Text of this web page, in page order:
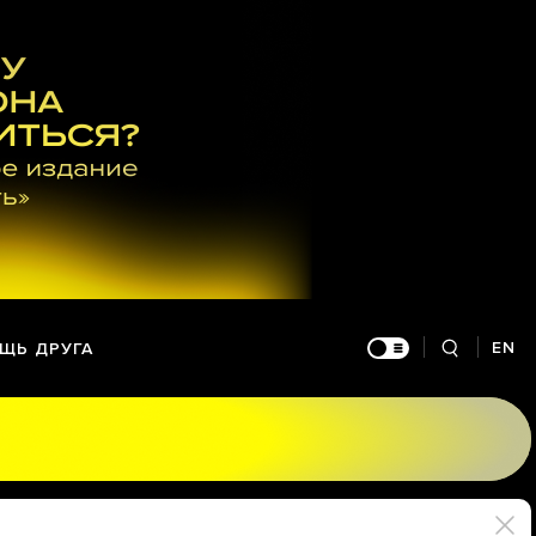
ДРУГА EN